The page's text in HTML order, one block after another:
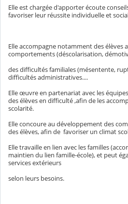
Elle est chargée d'apporter écoute
favoriser leur réussite individuelle et
Elle accompagne notamment des élèves
comportements (déscolarisation,
des difficultés familiales (mésentente,
difficultés administratives....
Elle œuvre en partenariat avec les
des élèves en difficulté ,afin de les
scolarité.
Elle concoure au développement des
des élèves, afin de favoriser un climat
Elle travaille en lien avec les familles
maintien du lien famille-école), et peut
services extérieurs
selon leurs besoins.